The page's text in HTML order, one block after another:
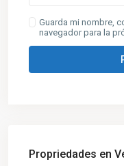
Guarda mi nombre,
navegador para la
Propriedades en